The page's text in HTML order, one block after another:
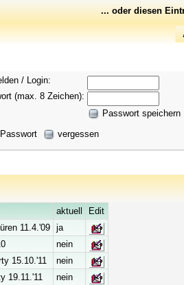
... oder diesen
/ Login:
(max. 8 Zeichen):
Passwort speichern
vergessen
aktuell
Edit
11.4.'09 ja
nein
15.10.'11
nein
19.11.'11 nein